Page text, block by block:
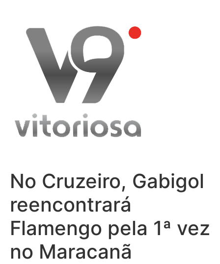
content
No Cruzeiro, Gabigol
reencontrará
Flamengo pela 1ª vez
no Maracanã